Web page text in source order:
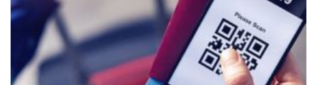
kunna
förbättra
hemsidans
funktionalitet